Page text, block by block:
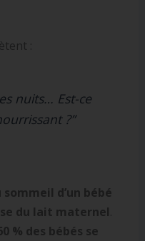
:
nuits… Est-ce
?”
d’un bébé
du lait maternel.
% des bébés se